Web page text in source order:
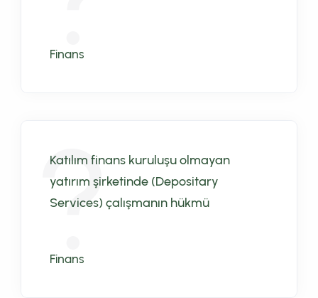
Finans
Katılım finans kuruluşu olmayan
yatırım şirketinde (Depositary
Services) çalışmanın hükmü
Finans